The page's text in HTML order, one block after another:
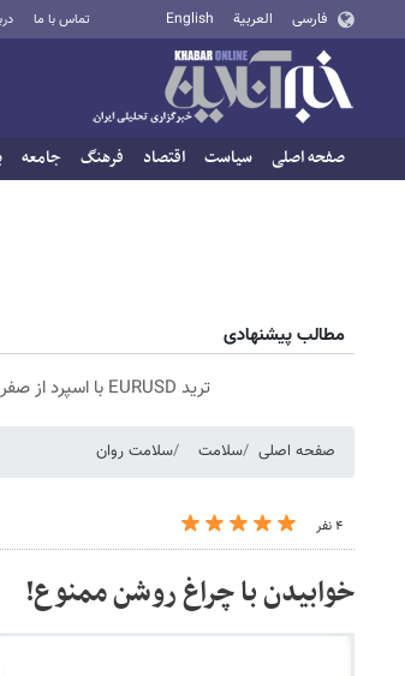
فارسی العربية English تماس با ما
صفحه اصلی سیاست اقتصاد فرهنگ جامعه
مطالب پیشنهادی
ترید EURUSD با اسپرد از صفر پیپ
صفحه اصلی سلامت سلامت روان
۴ نفر
خوابیدن با چراغ روشن ممنوع!